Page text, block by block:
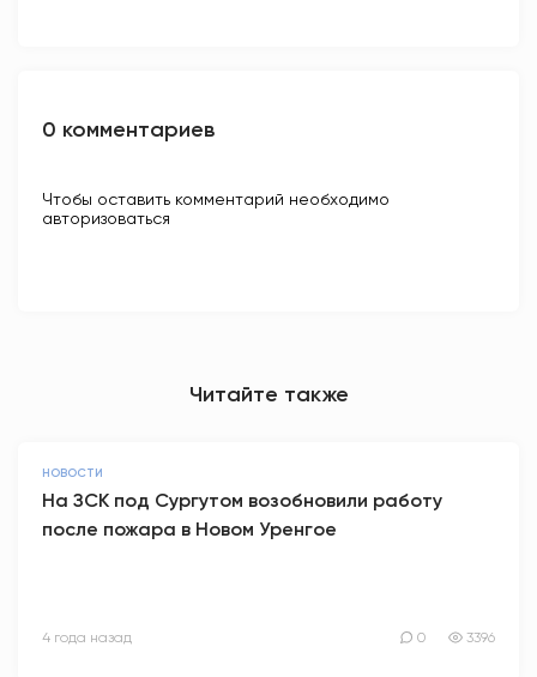
0 комментариев
Чтобы оставить комментарий необходимо
авторизоваться
Читайте также
НОВОСТИ
На ЗСК под Сургутом возобновили работу
после пожара в Новом Уренгое
4 года назад 0 3396